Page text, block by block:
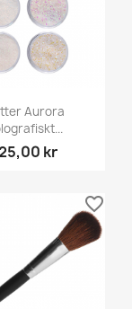
Aurora
kr
favorite_border